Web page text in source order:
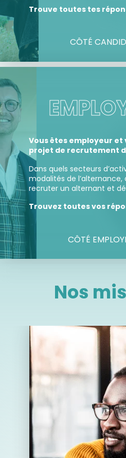
Trouve toutes tes
CÔTÉ
Vous êtes employeur et
projet de recrutement
Dans quels secteurs
modalités de
recruter un alternant et
Trouvez toutes vos
CÔTÉ
Nos